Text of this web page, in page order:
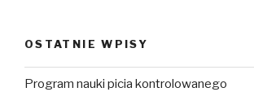
OSTATNIE WPISY
Program nauki picia kontrolowanego